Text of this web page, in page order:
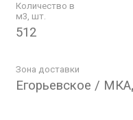
Количество в
м3, шт.
512
Зона доставки
Егорьевское /